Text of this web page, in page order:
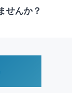
せんか？